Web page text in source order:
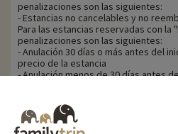
penalizaciones son las siguientes:
- Estancias no cancelables y no
Para las estancias reservadas con la
penalizaciones son las siguientes:
- Anulación 30 días o más antes del
precio de la estancia
- Anulación menos de 30 días antes
Familytrip le recomienda contratar
socio AREAS Assurances. Contrátelo
o en las 24 horas siguientes por